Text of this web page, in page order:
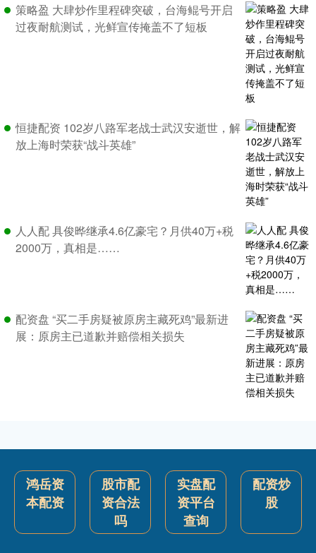
策略盈 大肆炒作里程碑突破，台海鲲号开启
过夜耐航测试，光鲜宣传掩盖不了短板
恒捷配资 102岁八路军老战士武汉安逝世，解
放上海时荣获“战斗英雄”
人人配 具俊晔继承4.6亿豪宅？月供40万+税
2000万，真相是……
配资盘 “买二手房疑被原房主藏死鸡”最新进
展：原房主已道歉并赔偿相关损失
鸿岳资
本配资
股市配
资合法
吗
实盘配
资平台
查询
配资炒
股